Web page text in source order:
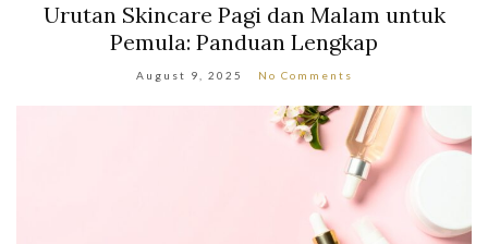
Urutan Skincare Pagi dan Malam untuk
Pemula: Panduan Lengkap
August 9, 2025 No Comments